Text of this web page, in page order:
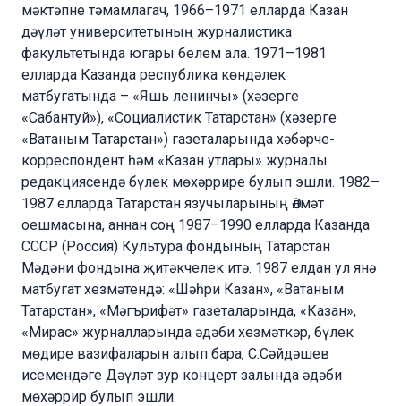
мәктәпне тәмамлагач, 1966–1971 елларда Казан
дәүләт университетының журналистика
факультетында югары белем ала. 1971–1981
елларда Казанда республика көндәлек
матбугатында – «Яшь ленинчы» (хәзерге
«Сабантуй»), «Социалистик Татарстан» (хәзерге
«Ватаным Татарстан») газеталарында хәбәрче-
корреспондент һәм «Казан утлары» журналы
редакциясендә бүлек мөхәррире булып эшли. 1982–
1987 елларда Татарстан язучыларының Әлмәт
оешмасына, аннан соң 1987–1990 елларда Казанда
СССР (Россия) Культура фондының Татарстан
Мәдәни фондына җитәкчелек итә. 1987 елдан ул янә
матбугат хезмәтендә: «Шәһри Казан», «Ватаным
Татарстан», «Мәгърифәт» газеталарында, «Казан»,
«Мирас» журналларында әдәби хезмәткәр, бүлек
мөдире вазифаларын алып бара, С.Сәйдәшев
исемендәге Дәүләт зур концерт залында әдәби
мөхәррир булып эшли.